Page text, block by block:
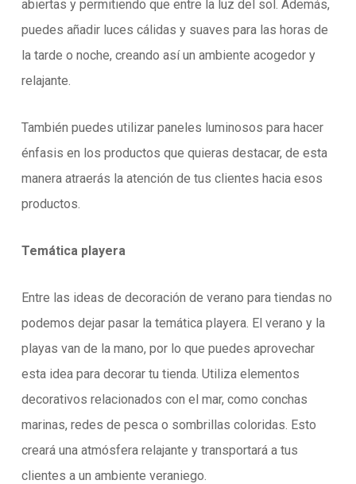
abiertas y permitiendo que entre la luz del sol. Además,
puedes añadir luces cálidas y suaves para las horas de
la tarde o noche, creando así un ambiente acogedor y
relajante.
También puedes utilizar paneles luminosos para hacer
énfasis en los productos que quieras destacar, de esta
manera atraerás la atención de tus clientes hacia esos
productos.
Temática playera
Entre las ideas de decoración de verano para tiendas no
podemos dejar pasar la temática playera. El verano y la
playas van de la mano, por lo que puedes aprovechar
esta idea para decorar tu tienda. Utiliza elementos
decorativos relacionados con el mar, como conchas
marinas, redes de pesca o sombrillas coloridas. Esto
creará una atmósfera relajante y transportará a tus
clientes a un ambiente veraniego.